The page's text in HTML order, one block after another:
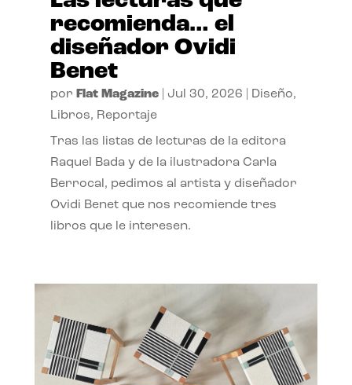
recomienda… el
diseñador Ovidi
Benet
por Flat Magazine| Jul 30, 2026 Diseño,
Libros, Reportaje
Tras las listas de lecturas de la editora
Raquel Bada y de la ilustradora Carla
Berrocal, pedimos al artista y diseñador
Ovidi Benet que nos recomiende tres
libros que le interesen.